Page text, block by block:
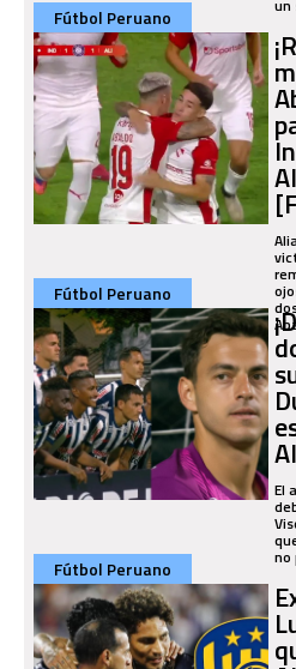
un
Fútbol Peruano
Fútbol Peruano
El
no
Fútbol Peruano